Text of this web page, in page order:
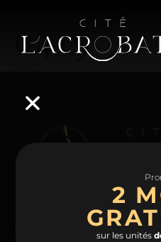
0419
NAVIGATION
2
sur les unités